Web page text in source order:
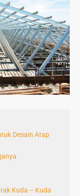
Desain Atap
Kuda – Kuda